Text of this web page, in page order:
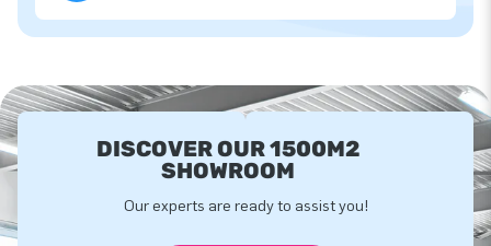
DISCOVER OUR 1500M2
SHOWROOM
Our experts are ready to assist you!